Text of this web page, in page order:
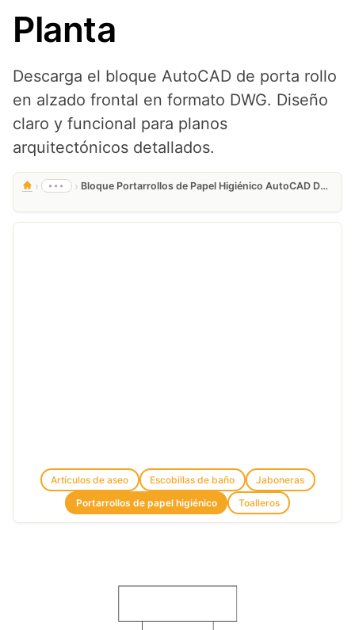
Planta
Descarga el bloque AutoCAD de porta rollo
en alzado frontal en formato DWG. Diseño
claro y funcional para planos
arquitectónicos detallados.
› ••• › Bloque Portarrollos de Papel Higiénico AutoCAD DWG 2D – Accesorio Baño en Planta
Artículos de aseo Escobillas de baño
Jaboneras
Portarrollos de papel higiénico
Toalleros